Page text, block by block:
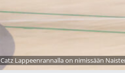
Catz Lappeenrannalla on nimissään